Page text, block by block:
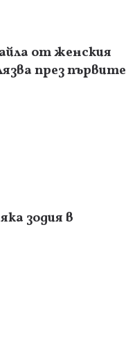
от женския
през първите
зодия в